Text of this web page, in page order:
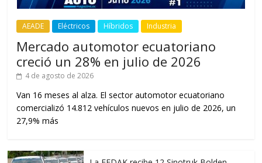
AEADE Eléctricos Híbridos Industria
Mercado automotor ecuatoriano
creció un 28% en julio de 2026
4 de agosto de 2026
Van 16 meses al alza. El sector automotor ecuatoriano
comercializó 14.812 vehículos nuevos en julio de 2026, un
27,9% más